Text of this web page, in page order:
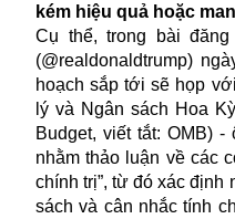
kém hiệu quả hoặc
Cụ thể, trong bài đăng
(@realdonaldtrump)
hoạch sắp tới sẽ họp
lý và Ngân sách Hoa
Budget, viết tắt: OMB)
nhằm thảo luận về các
chính trị”, từ đó xác
sách và cân nhắc tính